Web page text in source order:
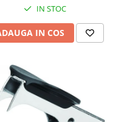
IN STOC
IN COS